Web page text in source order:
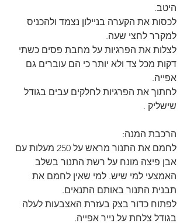
היטב.
לכסות את הקערה בניילון נצמד ולהכניס
למקרר לחצי שעה.
לצלות את הפרגיות על מחבת פסים כשתי
דקות מכל צד ולא יותר כי הם עוברים גם
אפייה.
לחתוך את הפרגיות לחלקים עבים בגודל
שישליק .
הרכבת המנה:
לחמם את התנור מראש על 250 מעלות עם
אבן פיצה מונח על רשת התנור בשלב
האמצעי למי שיש. למי שאין לחמם את
תבנית התנור באותם התנאים.
לפתוח כדור בצק בעזרת האצבעות לעלה
בגודל צלחת על נייר אפייה.